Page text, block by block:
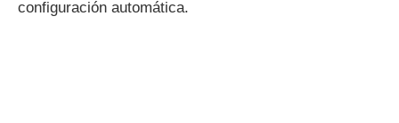
configuración automática.